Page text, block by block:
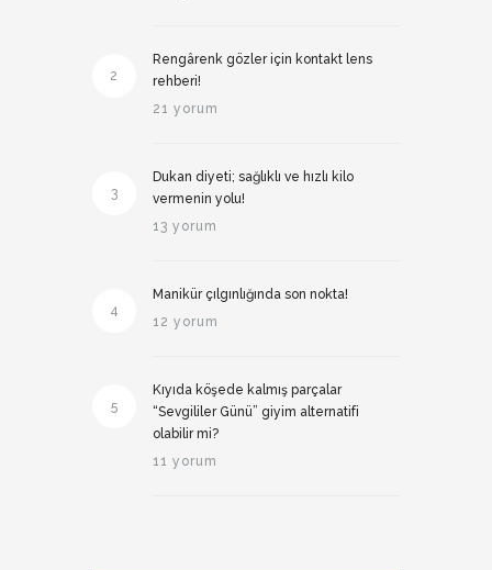
2
Rengârenk gözler için kontakt lens
rehberi!
21 yorum
3
Dukan diyeti; sağlıklı ve hızlı kilo
vermenin yolu!
13 yorum
4
Manikür çılgınlığında son nokta!
12 yorum
5
Kıyıda köşede kalmış parçalar
“Sevgililer Günü” giyim alternatifi
olabilir mi?
11 yorum